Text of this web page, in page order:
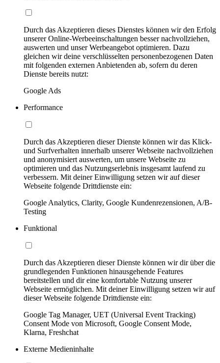
Durch das Akzeptieren dieses Dienstes können wir den Erfolg
unserer Online-Werbeeinschaltungen besser nachvollziehen,
auswerten und unser Werbeangebot optimieren. Dazu
gleichen wir deine verschlüsselten personenbezogenen Daten
mit folgenden externen Anbietenden ab, sofern du deren
Dienste bereits nutzt:
Google Ads
Performance
Durch das Akzeptieren dieser Dienste können wir das Klick-
und Surfverhalten innerhalb unserer Webseite nachvollziehen
und anonymisiert auswerten, um unsere Webseite zu
optimieren und das Nutzungserlebnis insgesamt laufend zu
verbessern. Mit deiner Einwilligung setzen wir auf dieser
Webseite folgende Drittdienste ein:
Google Analytics, Clarity, Google Kundenrezensionen, A/B-
Testing
Funktional
Durch das Akzeptieren dieser Dienste können wir dir über die
grundlegenden Funktionen hinausgehende Features
bereitstellen und dir eine komfortable Nutzung unserer
Webseite ermöglichen. Mit deiner Einwilligung setzen wir auf
dieser Webseite folgende Drittdienste ein:
Google Tag Manager, UET (Universal Event Tracking)
Consent Mode von Microsoft, Google Consent Mode,
Klarna, Freshchat
Externe Medieninhalte